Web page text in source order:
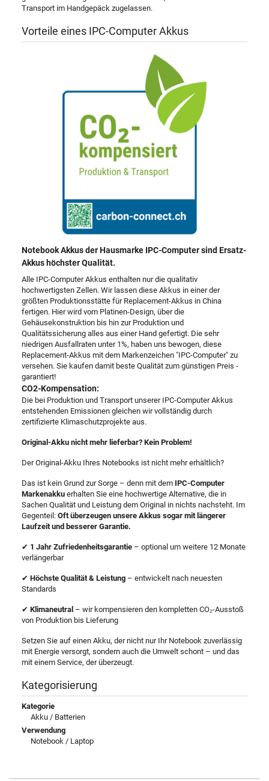
Transport im Handgepäck zugelassen.
Vorteile eines IPC-Computer Akkus
Notebook Akkus der Hausmarke IPC-Computer sind Ersatz-
Akkus höchster Qualität.
Alle IPC-Computer Akkus enthalten nur die qualitativ
hochwertigsten Zellen. Wir lassen diese Akkus in einer der
größten Produktionsstätte für Replacement-Akkus in China
fertigen. Hier wird vom Platinen-Design, über die
Gehäusekonstruktion bis hin zur Produktion und
Qualitätssicherung alles aus einer Hand gefertigt. Die sehr
niedrigen Ausfallraten unter 1%, haben uns bewogen, diese
Replacement-Akkus mit dem Markenzeichen "IPC-Computer" zu
versehen. Sie kaufen damit beste Qualität zum günstigen Preis -
garantiert!
CO2-Kompensation:
Die bei Produktion und Transport unserer IPC-Computer Akkus
entstehenden Emissionen gleichen wir vollständig durch
zertifizierte Klimaschutzprojekte aus.
Original-Akku nicht mehr lieferbar? Kein Problem!
Der Original-Akku Ihres Notebooks ist nicht mehr erhältlich?
Das ist kein Grund zur Sorge – denn mit dem IPC-Computer
Markenakku erhalten Sie eine hochwertige Alternative, die in
Sachen Qualität und Leistung dem Original in nichts nachsteht. Im
Gegenteil: Oft überzeugen unsere Akkus sogar mit längerer
Laufzeit und besserer Garantie.
✔ 1 Jahr Zufriedenheitsgarantie – optional um weitere 12 Monate
verlängerbar
✔ Höchste Qualität & Leistung – entwickelt nach neuesten
Standards
✔ Klimaneutral – wir kompensieren den kompletten CO₂-Ausstoß
von Produktion bis Lieferung
Setzen Sie auf einen Akku, der nicht nur Ihr Notebook zuverlässig
mit Energie versorgt, sondern auch die Umwelt schont – und das
mit einem Service, der überzeugt.
Kategorisierung
Kategorie
Akku / Batterien
Verwendung
Notebook / Laptop